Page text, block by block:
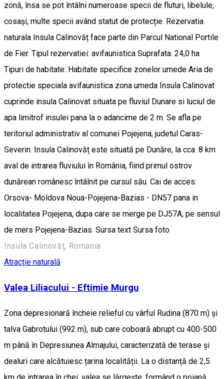
zonă, însa se pot întâlni numeroase specii de fluturi, libelule,
cosași, multe specii având statut de protecție. Rezervatia
naturala Insula Calinovăț face parte din Parcul National Portile
de Fier. Tipul rezervatiei: avifaunistica Suprafata: 24,0 ha
Tipuri de habitate: Habitate specifice zonelor umede Aria de
protectie speciala avifaunistica zona umeda Insula Calinovat
cuprinde insula Calinovat situata pe fluviul Dunare si luciul de
apa limitrof insulei pana la o adancime de 2 m. Se afla pe
teritoriul administrativ al comunei Pojejena, judetul Caras-
Severin. Insula Calinovăț este situată pe Dunăre, la cca. 8 km
aval de intrarea fluviului în România, fiind primul ostrov
dunărean românesc întâlnit pe cursul său. Cai de acces:
Orsova- Moldova Noua-Pojejena-Bazias - DN57 pana in
localitatea Pojejena, dupa care se merge pe DJ57A, pe sensul
de mers Pojejena-Bazias. Sursa text Sursa foto
Insula Calinovăț, Romania
Atracție naturală
Valea Liliacului - Eftimie Murgu
Zona depresionară încheie relieful cu vârful Rudina (870 m) și
talva Gabrotului (992 m), sub care coboară abrupt cu 400-500
m până în Depresiunea Almajului, caracterizată de terase și
dealuri care alcătuiesc țarina localității. La o distanță de 2,5
km de intrarea în chei, valea se lărgește, formând o poiană,